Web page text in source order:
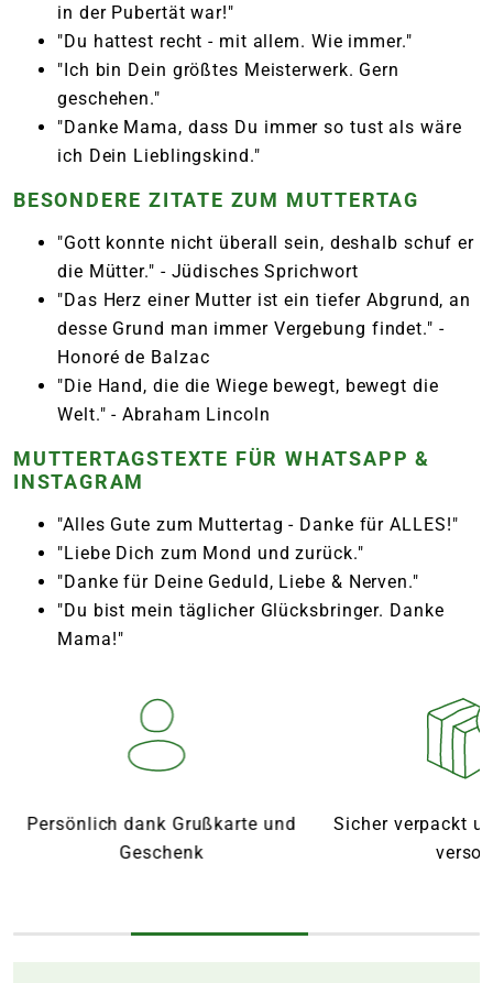
in der Pubertät war!"
"Du hattest recht - mit allem. Wie immer."
"Ich bin Dein größtes Meisterwerk. Gern
geschehen."
"Danke Mama, dass Du immer so tust als wäre
ich Dein Lieblingskind."
BESONDERE ZITATE ZUM MUTTERTAG
"Gott konnte nicht überall sein, deshalb schuf er
die Mütter." - Jüdisches Sprichwort
"Das Herz einer Mutter ist ein tiefer Abgrund, an
desse Grund man immer Vergebung findet." -
Honoré de Balzac
"Die Hand, die die Wiege bewegt, bewegt die
Welt." - Abraham Lincoln
MUTTERTAGSTEXTE FÜR WHATSAPP &
INSTAGRAM
"Alles Gute zum Muttertag - Danke für ALLES!"
"Liebe Dich zum Mond und zurück."
"Danke für Deine Geduld, Liebe & Nerven."
"Du bist mein täglicher Glücksbringer. Danke
Mama!"
dank Grußkarte und
Geschenk
Sicher verpackt und
versorgt